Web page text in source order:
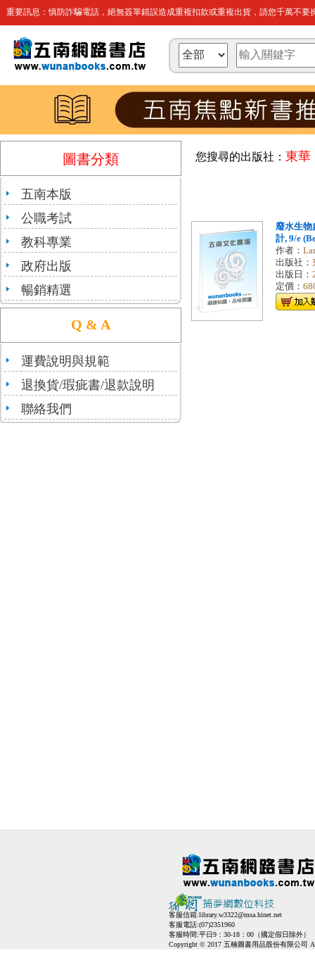
重要訊息：慎防詐騙電話，絕無簽單錯誤造成重複扣款或重複出貨，請您千萬不要
圖書分類
五南本版
公職考試
教科專業
政府出版
暢銷精選
Q & A
運費說明與規範
退換貨/瑕疵書/退款說明
聯絡我們
您搜尋的出版社： 東華
廢水生物
計, 9/e
作者：
出版社：
出版日：
定價：
客服信箱:library.w3322@msa.hinet.net
客服電話:(07)2351960
客服時間:平日9：30-18：00（國定假日除外）
Copyright © 2017 五楠圖書用品股份有限公司